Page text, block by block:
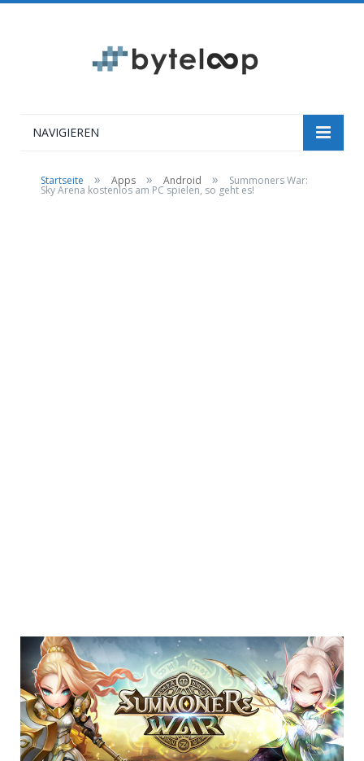
NAVIGIEREN
Startseite » Apps » Android » Summoners War:
Sky Arena kostenlos am PC spielen, so geht es!